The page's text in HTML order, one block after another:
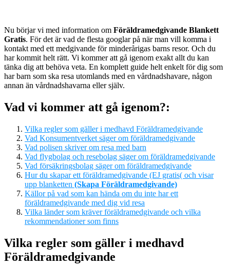
Nu börjar vi med information om Föräldramedgivande Blankett
Gratis. För det är vad de flesta googlar på när man vill komma i
kontakt med ett medgivande för minderårigas barns resor. Och du
har kommit helt rätt. Vi kommer att gå igenom exakt allt du kan
tänka dig att behöva veta. En komplett guide helt enkelt för dig som
har barn som ska resa utomlands med en vårdnadshavare, någon
annan än vårdnadshavarna eller själv.
Vad vi kommer att gå igenom?:
Vilka regler som gäller i medhavd Föräldramedgivande
Vad Konsumentverket säger om föräldramedgivande
Vad polisen skriver om resa med barn
Vad flygbolag och resebolag säger om föräldramedgivande
Vad försäkringsbolag säger om föräldramedgivande
Hur du skapar ett föräldramedgivande (EJ gratis( och visar
upp blanketten (Skapa Föräldramedgivande)
Källor på vad som kan hända om du inte har ett
föräldramedgivande med dig vid resa
Vilka länder som kräver föräldramedgivande och vilka
rekommendationer som finns
Vilka regler som gäller i medhavd
Föräldramedgivande